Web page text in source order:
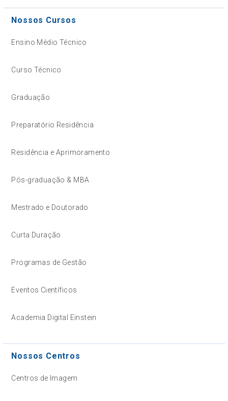
Nossos Cursos
Ensino Médio Técnico
Curso Técnico
Graduação
Preparatório Residência
Residência e Aprimoramento
Pós-graduação & MBA
Mestrado e Doutorado
Curta Duração
Programas de Gestão
Eventos Científicos
Academia Digital Einstein
Nossos Centros
Centros de Imagem